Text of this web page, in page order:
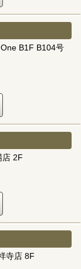
B1F B104号
店 2F
寺店 8F